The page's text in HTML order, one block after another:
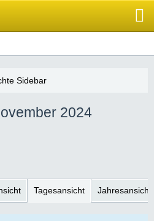
2024
Tagesansicht Jahresansicht